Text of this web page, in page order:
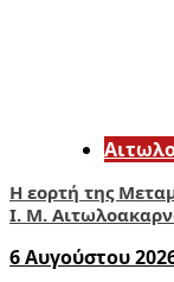
Η εορτή της
Ι. Μ.
6 Αυγούστου